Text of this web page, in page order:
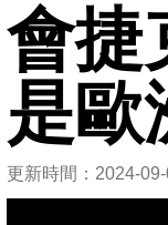
會捷
是歐
更新時間：2024-